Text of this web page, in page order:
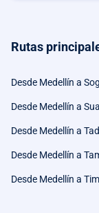
Rutas
Desde Medellín a
Desde Medellín a
Desde Medellín a
Desde Medellín a
Desde Medellín a